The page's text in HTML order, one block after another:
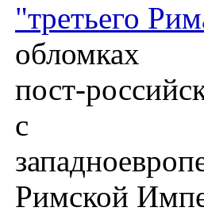
"третьего
обломках
пост-
с
Римской